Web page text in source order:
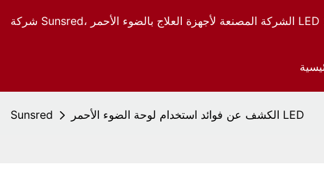
Sunsred الكشف عن فوائد استخدام لوحة الضوء الأحمر LED